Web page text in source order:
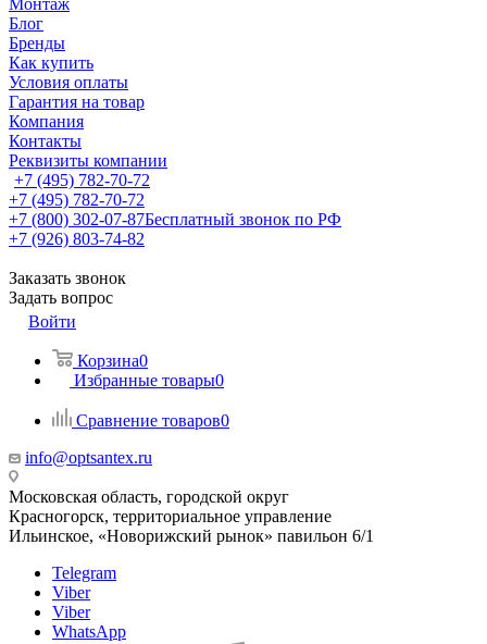
Монтаж
Блог
Бренды
Как купить
Условия оплаты
Гарантия на товар
Компания
Контакты
Реквизиты компании
+7 (495) 782-70-72
+7 (495) 782-70-72
+7 (800) 302-07-87Бесплатный звонок по РФ
+7 (926) 803-74-82
Заказать звонок
Задать вопрос
Войти
Корзина0
Избранные товары0
Сравнение товаров0
info@optsantex.ru
Московская область, городской округ
Красногорск, территориальное управление
Ильинское, «Новорижский рынок» павильон 6/1
Telegram
Viber
Viber
WhatsApp